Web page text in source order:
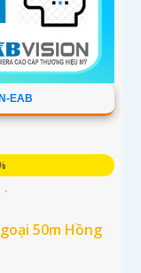
EAB
.
50m Hồng